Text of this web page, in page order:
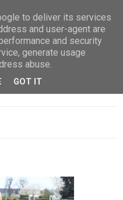
to deliver its services
and user-agent are
and security
generate usage
abuse.
GOT IT